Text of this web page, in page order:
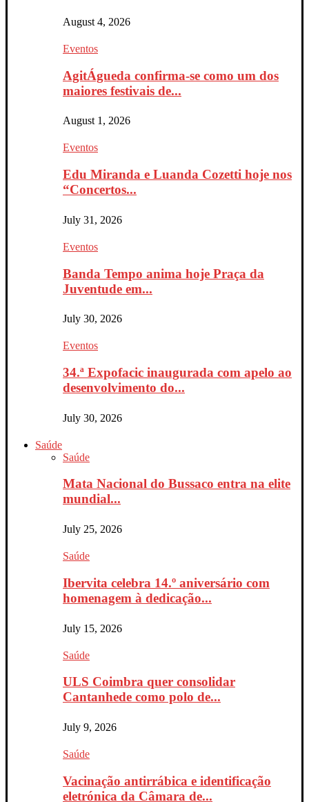
August 4, 2026
Eventos
AgitÁgueda confirma-se como um dos
maiores festivais de...
August 1, 2026
Eventos
Edu Miranda e Luanda Cozetti hoje nos
“Concertos...
July 31, 2026
Eventos
Banda Tempo anima hoje Praça da
Juventude em...
July 30, 2026
Eventos
34.ª Expofacic inaugurada com apelo ao
desenvolvimento do...
July 30, 2026
Saúde
Saúde
Mata Nacional do Bussaco entra na elite
mundial...
July 25, 2026
Saúde
Ibervita celebra 14.º aniversário com
homenagem à dedicação...
July 15, 2026
Saúde
ULS Coimbra quer consolidar
Cantanhede como polo de...
July 9, 2026
Saúde
Vacinação antirrábica e identificação
eletrónica da Câmara de...